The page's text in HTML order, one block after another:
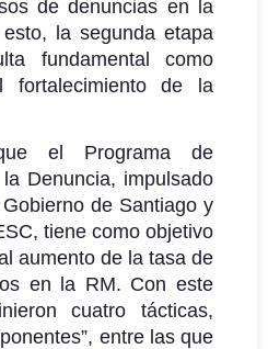
de denuncias en la
la segunda etapa
fundamental como
fortalecimiento de la
el Programa de
Denuncia, impulsado
de Santiago y
tiene como objetivo
aumento de la tasa de
en la RM. Con este
cuatro tácticas,
entre las que